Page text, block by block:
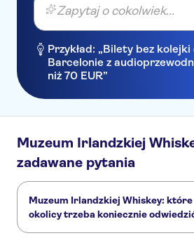
Zapytaj o cokolwiek...
Przykład: „Bilety bez
Barcelonie z
niż 70 EUR”
Muzeum Irlandzkiej
zadawane pytania
Muzeum Irlandzkiej Whiskey:
okolicy trzeba koniecznie